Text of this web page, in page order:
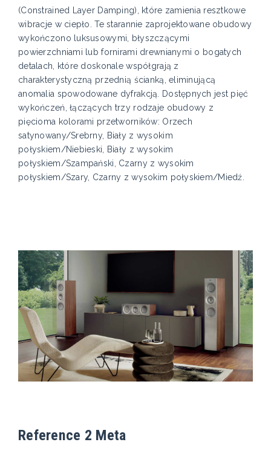
(Constrained Layer Damping), które zamienia resztkowe
wibracje w ciepło. Te starannie zaprojektowane obudowy
wykończono luksusowymi, błyszczącymi
powierzchniami lub fornirami drewnianymi o bogatych
detalach, które doskonale współgrają z
charakterystyczną przednią ścianką, eliminującą
anomalia spowodowane dyfrakcją. Dostępnych jest pięć
wykończeń, łączących trzy rodzaje obudowy z
pięcioma kolorami przetworników: Orzech
satynowany/Srebrny, Biały z wysokim
połyskiem/Niebieski, Biały z wysokim
połyskiem/Szampański, Czarny z wysokim
połyskiem/Szary, Czarny z wysokim połyskiem/Miedź.
Reference 2 Meta